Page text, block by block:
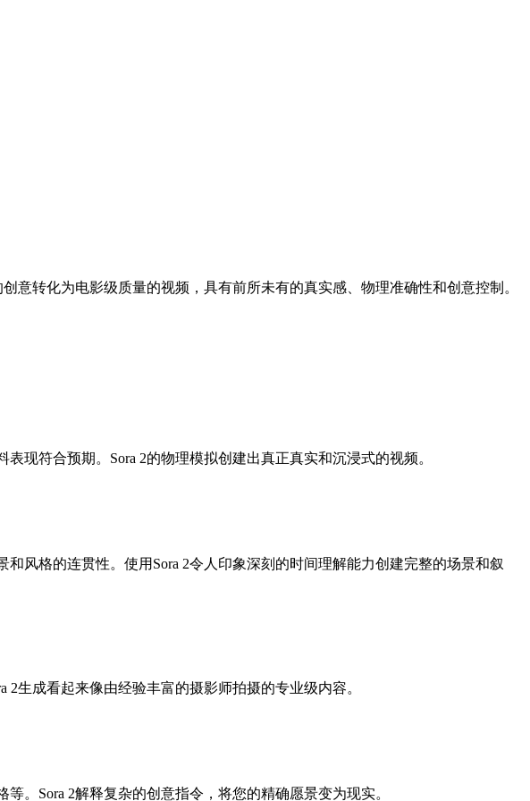
意转化为电影级质量的视频，具有前所未有的真实感、物理准确性和创意控制。
现符合预期。Sora 2的物理模拟创建出真正真实和沉浸式的视频。
风格的连贯性。使用Sora 2令人印象深刻的时间理解能力创建完整的场景和叙
2生成看起来像由经验丰富的摄影师拍摄的专业级内容。
。Sora 2解释复杂的创意指令，将您的精确愿景变为现实。